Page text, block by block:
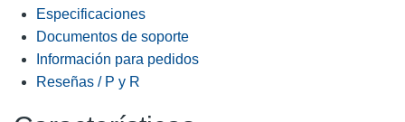
Especificaciones
Documentos de soporte
Información para pedidos
Reseñas / P y R